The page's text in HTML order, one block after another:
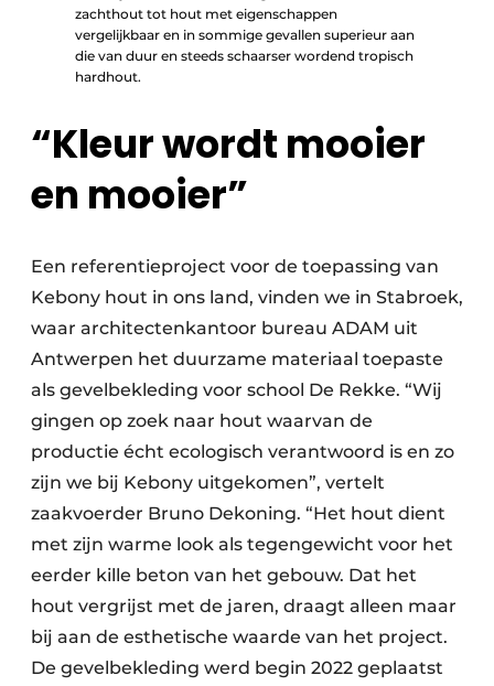
zachthout tot hout met eigenschappen
vergelijkbaar en in sommige gevallen superieur aan
die van duur en steeds schaarser wordend tropisch
hardhout.
“Kleur wordt mooier
en mooier”
Een referentieproject voor de toepassing van
Kebony hout in ons land, vinden we in Stabroek,
waar architectenkantoor bureau ADAM uit
Antwerpen het duurzame materiaal toepaste
als gevelbekleding voor school De Rekke. “Wij
gingen op zoek naar hout waarvan de
productie écht ecologisch verantwoord is en zo
zijn we bij Kebony uitgekomen”, vertelt
zaakvoerder Bruno Dekoning. “Het hout dient
met zijn warme look als tegengewicht voor het
eerder kille beton van het gebouw. Dat het
hout vergrijst met de jaren, draagt alleen maar
bij aan de esthetische waarde van het project.
De gevelbekleding werd begin 2022 geplaatst